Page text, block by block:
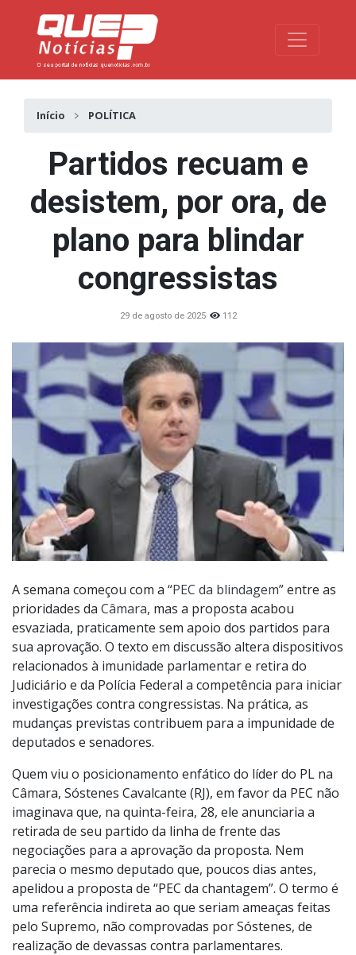
Toggle
Início POLÍTICA
Partidos recuam e
desistem, por ora, de
plano para blindar
congressistas
29 de agosto de 2025 112
A semana começou com a “PEC da blindagem” entre as
prioridades da Câmara, mas a proposta acabou
esvaziada, praticamente sem apoio dos partidos para
sua aprovação. O texto em discussão altera dispositivos
relacionados à imunidade parlamentar e retira do
Judiciário e da Polícia Federal a competência para iniciar
investigações contra congressistas. Na prática, as
mudanças previstas contribuem para a impunidade de
deputados e senadores.
Quem viu o posicionamento enfático do líder do PL na
Câmara, Sóstenes Cavalcante (RJ), em favor da PEC não
imaginava que, na quinta-feira, 28, ele anunciaria a
retirada de seu partido da linha de frente das
negociações para a aprovação da proposta. Nem
parecia o mesmo deputado que, poucos dias antes,
apelidou a proposta de “PEC da chantagem”. O termo é
uma referência indireta ao que seriam ameaças feitas
pelo Supremo, não comprovadas por Sóstenes, de
realização de devassas contra parlamentares.